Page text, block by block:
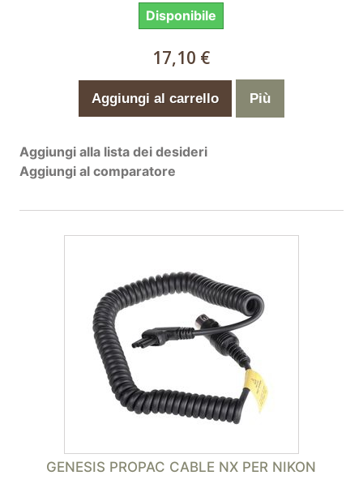
Disponibile
17,10 €
Aggiungi al carrello Più
Aggiungi alla lista dei desideri
Aggiungi al comparatore
GENESIS PROPAC CABLE NX PER NIKON